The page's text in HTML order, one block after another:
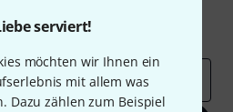
serviert!
möchten wir Ihnen ein
mit allem was
Dazu zählen zum Beispiel
Deals